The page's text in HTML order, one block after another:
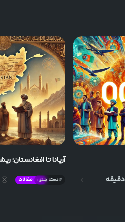
دقیقه
آریانا تا
#دسته بندی: مقالات